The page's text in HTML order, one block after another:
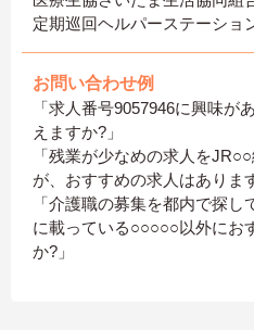
定期巡回ヘルパーステーショ
お問い合わせ例
「求人番号9057946に興味が
えますか?」
「残業が少なめの求人を
が、おすすめの求人はありま
「介護職の募集を都内で探
に載っている○○○○○以外にお
か?」